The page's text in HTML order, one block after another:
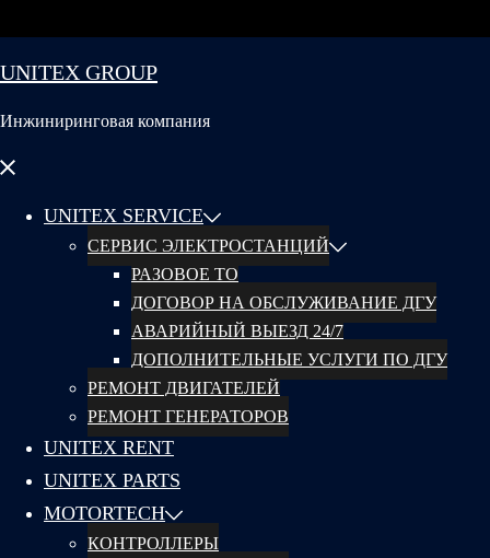
UNITEX GROUP
Инжиниринговая компания
Закрыть
UNITEX SERVICE
СЕРВИС ЭЛЕКТРОСТАНЦИЙ
РАЗОВОЕ ТО
ДОГОВОР НА ОБСЛУЖИВАНИЕ ДГУ
АВАРИЙНЫЙ ВЫЕЗД 24/7
ДОПОЛНИТЕЛЬНЫЕ УСЛУГИ ПО ДГУ
РЕМОНТ ДВИГАТЕЛЕЙ
РЕМОНТ ГЕНЕРАТОРОВ
UNITEX RENT
UNITEX PARTS
MOTORTECH
КОНТРОЛЛЕРЫ